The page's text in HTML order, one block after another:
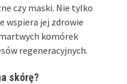
czy maski. Nie tylko
wspiera jej zdrowie
komórek
regeneracyjnych.
skórę?